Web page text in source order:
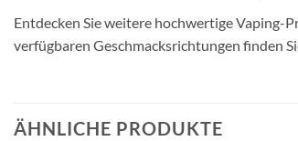
Entdecken Sie weitere hochwertige Vaping-
verfügbaren Geschmacksrichtungen finden
ÄHNLICHE PRODUKTE